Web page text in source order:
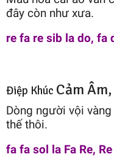
đây còn như xưa.
re fa re sib la do, fa
Điệp Khúc Cảm
Dòng người vội
thế thôi.
fa fa sol la Fa Re,